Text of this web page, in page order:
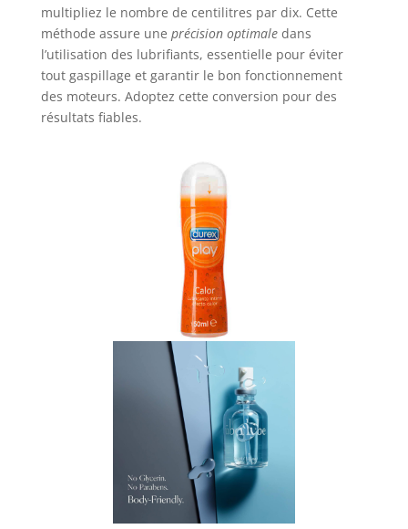
multipliez le nombre de centilitres par dix. Cette
méthode assure une précision optimaledans
l’utilisation des lubrifiants, essentielle pour éviter
tout gaspillage et garantir le bon fonctionnement
des moteurs. Adoptez cette conversion pour des
résultats fiables.